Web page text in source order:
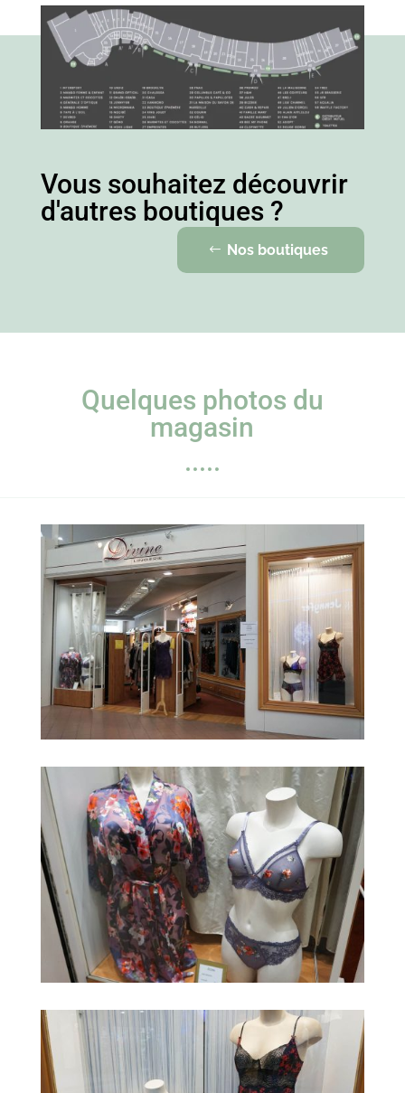
Vous souhaitez découvrir
d'autres boutiques ?
Nos boutiques
Quelques photos du
magasin